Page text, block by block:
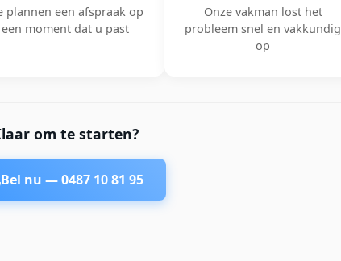
plannen een afspraak op
een moment dat u past
Onze vakman lost het
probleem snel en vakkundig
op
om te starten?
Bel nu —0487 10 81 95